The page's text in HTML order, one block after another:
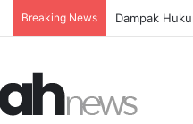
Breaking News Panduan